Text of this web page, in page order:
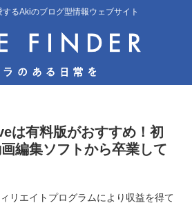
るAkiのブログ型情報ウェブサイト
は有料版がおすすめ！初
編集ソフトから卒業して
リエイトプログラムにより収益を得て